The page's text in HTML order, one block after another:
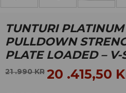
TUNTURI
PULLDOWN
PLATE LOADED – V-
21 .990KR 20 .415,50